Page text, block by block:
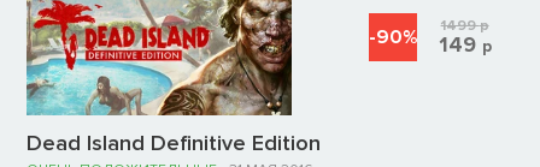
Dead Island Definitive Edition
-90% 1499р
149 р